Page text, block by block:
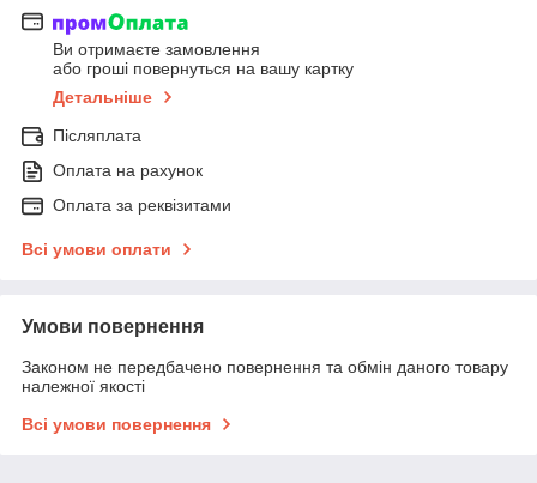
Ви отримаєте замовлення
або гроші повернуться на вашу картку
Детальніше
Післяплата
Оплата на рахунок
Оплата за реквізитами
Всі умови оплати
Умови повернення
Законом не передбачено повернення та обмін даного товару
належної якості
Всі умови повернення